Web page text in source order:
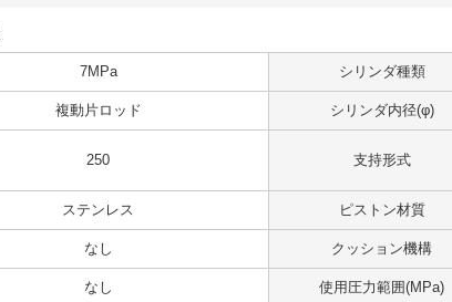
7MPa シリンダ種類
複動片ロッド シリンダ内径(φ)
250 支持形式
ステンレス ピストン材質
なし クッション機構
なし 使用圧力範囲(MPa)